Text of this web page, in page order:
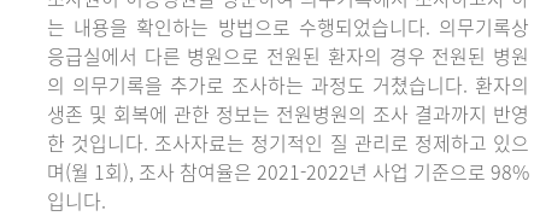
는 내용을 확인하는 방법으로 수행되었습니다. 의무기록상
응급실에서 다른 병원으로 전원된 환자의 경우 전원된 병원
의 의무기록을 추가로 조사하는 과정도 거쳤습니다. 환자의
생존 및 회복에 관한 정보는 전원병원의 조사 결과까지 반영
한 것입니다. 조사자료는 정기적인 질 관리로 정제하고 있으
며(월 1회), 조사 참여율은 2021-2022년 사업 기준으로 98%
입니다.